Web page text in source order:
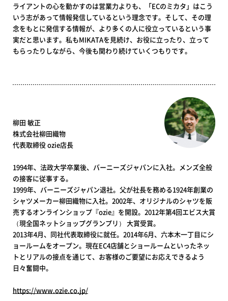
ライアントの心を動かすのは営業力よりも、「ECのミカタ」はこう
いう志があって情報発信しているという理念です。そして、その理
念をもとに発信する情報が、より多くの人に役立っているという事
実だと思います。私もMIKATAを見続け、お役に立ったり、立って
もらったりしながら、今後も関わり続けていくつもりです。
柳田 敏正
株式会社柳田織物
代表取締役 ozie店長
1994年、法政大学卒業後、バーニーズジャパンに入社。メンズ全般
の接客に従事する。
1999年、バーニーズジャパン退社。父が社長を務める1924年創業の
シャツメーカー柳田織物に入社。2002年、オリジナルのシャツを販
売するオンラインショップ『ozie』を開設。2012年第4回エビス大賞
（現全国ネットショップグランプリ） 大賞受賞。
2013年4月、同社代表取締役に就任。2014年6月、六本木一丁目にシ
ョールームをオープン。現在EC4店舗とショールームといったネッ
トとリアルの接点を通じて、お客様のご要望にお応えできるよう
日々奮闘中。
https://www.ozie.co.jp/